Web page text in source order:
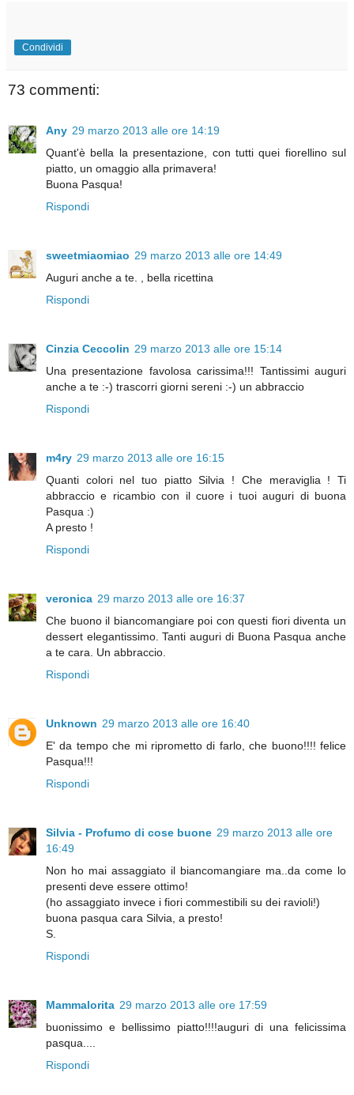
Condividi
73 commenti:
Any 29 marzo 2013 alle ore 14:19
Quant'è bella la presentazione, con tutti quei fiorellino sul
piatto, un omaggio alla primavera!
Buona Pasqua!
Rispondi
sweetmiaomiao 29 marzo 2013 alle ore 14:49
Auguri anche a te. , bella ricettina
Rispondi
Cinzia Ceccolin 29 marzo 2013 alle ore 15:14
Una presentazione favolosa carissima!!! Tantissimi auguri
anche a te :-) trascorri giorni sereni :-) un abbraccio
Rispondi
m4ry 29 marzo 2013 alle ore 16:15
Quanti colori nel tuo piatto Silvia ! Che meraviglia ! Ti
abbraccio e ricambio con il cuore i tuoi auguri di buona
Pasqua :)
A presto !
Rispondi
veronica 29 marzo 2013 alle ore 16:37
Che buono il biancomangiare poi con questi fiori diventa un
dessert elegantissimo. Tanti auguri di Buona Pasqua anche
a te cara. Un abbraccio.
Rispondi
Unknown 29 marzo 2013 alle ore 16:40
E' da tempo che mi riprometto di farlo, che buono!!!! felice
Pasqua!!!
Rispondi
Silvia - Profumo di cose buone 29 marzo 2013 alle ore
16:49
Non ho mai assaggiato il biancomangiare ma..da come lo
presenti deve essere ottimo!
(ho assaggiato invece i fiori commestibili su dei ravioli!)
buona pasqua cara Silvia, a presto!
S.
Rispondi
Mammalorita 29 marzo 2013 alle ore 17:59
buonissimo e bellissimo piatto!!!!auguri di una felicissima
pasqua....
Rispondi